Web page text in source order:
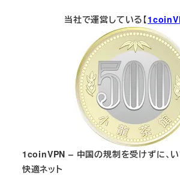
当社で運営している【
1coinVPN – 中国の規制を受けずに、
快適ネット